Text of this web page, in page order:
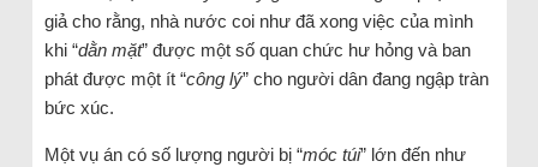
giả cho rằng, nhà nước coi như đã xong việc của mình
khi “dằn mặt” được một số quan chức hư hỏng và ban
phát được một ít “công lý” cho người dân đang ngập tràn
bức xúc.
Một vụ án có số lượng người bị “móc túi” lớn đến như